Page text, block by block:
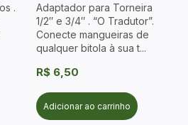
.
Adaptador para Torneira
1/2″ e 3/4″ . “O Tradutor”.
Conecte mangueiras de
qualquer bitola à sua t...
R$ 6,50
Adicionar ao carrinho